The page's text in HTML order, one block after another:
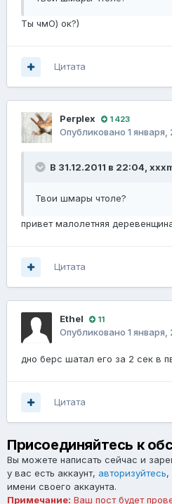
Ты чмО) ок?)
Цитата
Perplex 1 423
Опубликовано 1 января,
В 31.12.2011 в 22:04,
Твои шмары чтоле?
привет малолетняя
Цитата
Ethel 11
Опубликовано 1 января,
дно берс шатал его за 2 сек в
Цитата
Присоединяйтесь к
Вы можете написать сейчас и
у вас есть аккаунт, авторизуйтесь,
имени своего аккаунта.
Примечание: Ваш пост будет